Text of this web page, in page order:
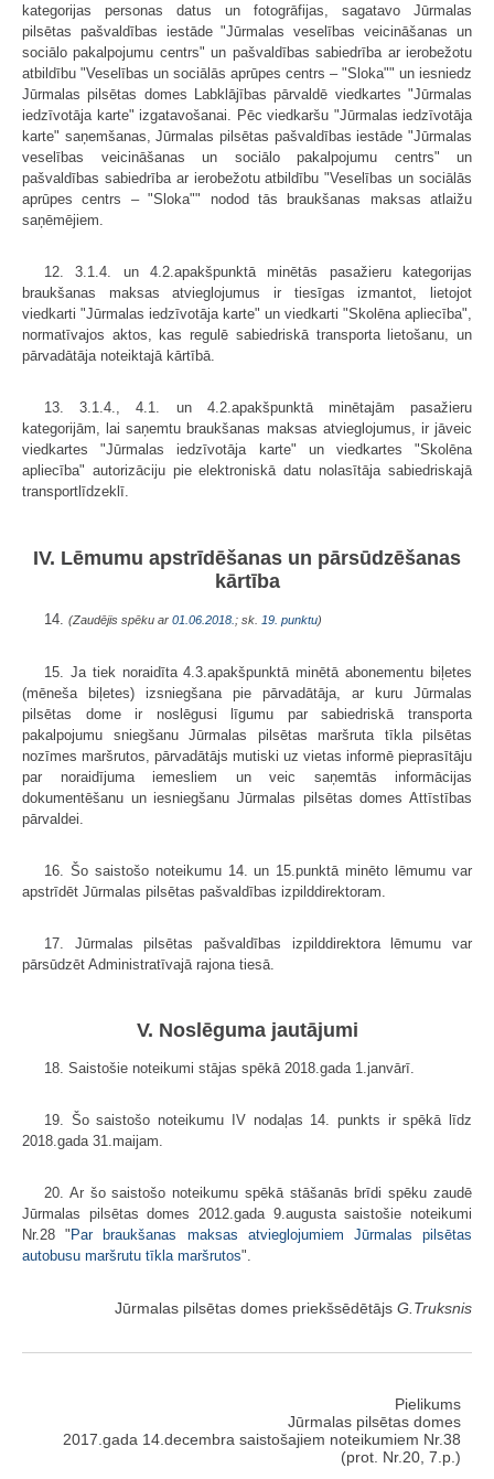
kategorijas personas datus un fotogrāfijas, sagatavo Jūrmalas
pilsētas pašvaldības iestāde "Jūrmalas veselības veicināšanas un
sociālo pakalpojumu centrs" un pašvaldības sabiedrība ar ierobežotu
atbildību "Veselības un sociālās aprūpes centrs – "Sloka"" un iesniedz
Jūrmalas pilsētas domes Labklājības pārvaldē viedkartes "Jūrmalas
iedzīvotāja karte" izgatavošanai. Pēc viedkaršu "Jūrmalas iedzīvotāja
karte" saņemšanas, Jūrmalas pilsētas pašvaldības iestāde "Jūrmalas
veselības veicināšanas un sociālo pakalpojumu centrs" un
pašvaldības sabiedrība ar ierobežotu atbildību "Veselības un sociālās
aprūpes centrs – "Sloka"" nodod tās braukšanas maksas atlaižu
saņēmējiem.
12. 3.1.4. un 4.2.apakšpunktā minētās pasažieru kategorijas
braukšanas maksas atvieglojumus ir tiesīgas izmantot, lietojot
viedkarti "Jūrmalas iedzīvotāja karte" un viedkarti "Skolēna apliecība",
normatīvajos aktos, kas regulē sabiedriskā transporta lietošanu, un
pārvadātāja noteiktajā kārtībā.
13. 3.1.4., 4.1. un 4.2.apakšpunktā minētajām pasažieru
kategorijām, lai saņemtu braukšanas maksas atvieglojumus, ir jāveic
viedkartes "Jūrmalas iedzīvotāja karte" un viedkartes "Skolēna
apliecība" autorizāciju pie elektroniskā datu nolasītāja sabiedriskajā
transportlīdzeklī.
IV. Lēmumu apstrīdēšanas un pārsūdzēšanas
kārtība
14. (Zaudējis spēku ar 01.06.2018. ; sk. 19. punktu)
15. Ja tiek noraidīta 4.3.apakšpunktā minētā abonementu biļetes
(mēneša biļetes) izsniegšana pie pārvadātāja, ar kuru Jūrmalas
pilsētas dome ir noslēgusi līgumu par sabiedriskā transporta
pakalpojumu sniegšanu Jūrmalas pilsētas maršruta tīkla pilsētas
nozīmes maršrutos, pārvadātājs mutiski uz vietas informē pieprasītāju
par noraidījuma iemesliem un veic saņemtās informācijas
dokumentēšanu un iesniegšanu Jūrmalas pilsētas domes Attīstības
pārvaldei.
16. Šo saistošo noteikumu 14. un 15.punktā minēto lēmumu var
apstrīdēt Jūrmalas pilsētas pašvaldības izpilddirektoram.
17. Jūrmalas pilsētas pašvaldības izpilddirektora lēmumu var
pārsūdzēt Administratīvajā rajona tiesā.
V. Noslēguma jautājumi
18. Saistošie noteikumi stājas spēkā 2018.gada 1.janvārī.
19. Šo saistošo noteikumu IV nodaļas 14. punkts ir spēkā līdz
2018.gada 31.maijam.
20. Ar šo saistošo noteikumu spēkā stāšanās brīdi spēku zaudē
Jūrmalas pilsētas domes 2012.gada 9.augusta saistošie noteikumi
Nr.28 " Par braukšanas maksas atvieglojumiem Jūrmalas pilsētas
autobusu maršrutu tīkla maršrutos".
Jūrmalas pilsētas domes priekšsēdētājs G.Truksnis
Pielikums
Jūrmalas pilsētas domes
2017.gada 14.decembra saistošajiem noteikumiem Nr.38
(prot. Nr.20, 7.p.)